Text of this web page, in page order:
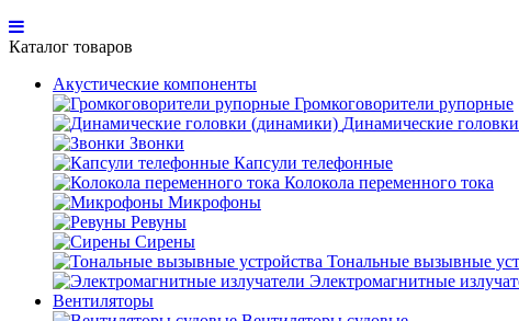
Каталог товаров
Акустические компоненты
Громкоговорители рупорные
Динамические
Звонки
Капсули телефонные
Колокола переменного тока
Микрофоны
Ревуны
Сирены
Тональные вызывные
Электромагнитные
Вентиляторы